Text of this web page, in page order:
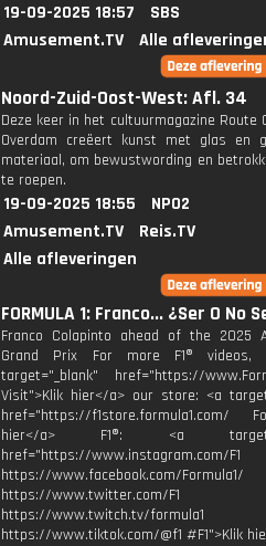
19-09-2025 18:57
SBS
Amusement.TV
Alle
Noord-Zuid-Oost-West: Afl. 34
Deze keer in het cultuurmagazine Route
Overdam creëert kunst met glas en
materiaal, om bewustwording en
te roepen.
19-09-2025 18:55
NPO2
Amusement.TV
Reis.TV
Alle afleveringen
FORMULA 1: Franco... ¿Ser O No
Franco Colapinto ahead of the 2025
Grand Prix For more F1® videos,
target="_blank" href="https://
Visit">Klik hier</a> our store: <a
href="https://f1store.formula1.com/
hier</a> F1®: <a
href="https://www.instagram.com/F1
https://www.facebook.com/Formula1/
https://www.twitter.com/F1
https://www.twitch.tv/formula1
https://www.tiktok.com/@f1 #F1">Klik